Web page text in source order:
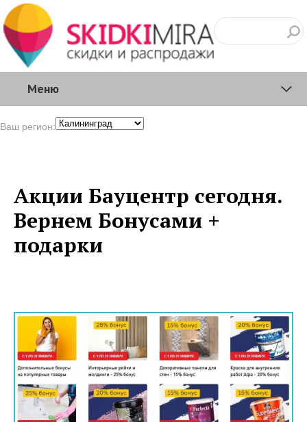
Меню
Ваш регион:
Акции Бауцентр сегодня.
Вернем Бонусами +
подарки